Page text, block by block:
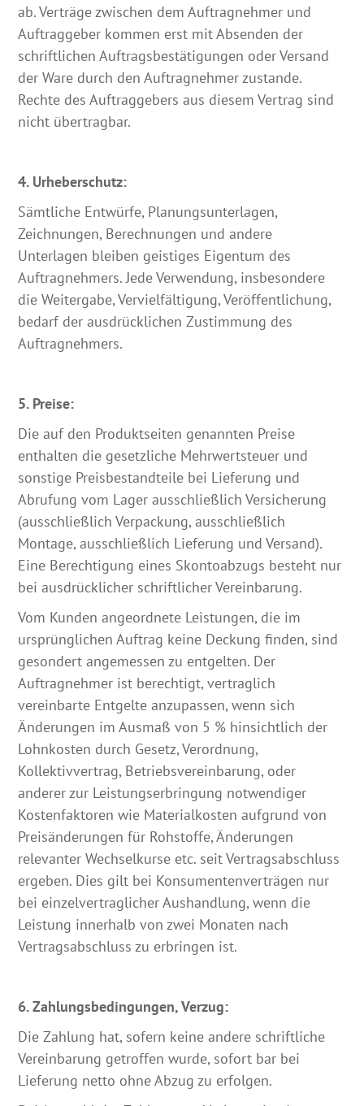
ab. Verträge zwischen dem Auftragnehmer und
Auftraggeber kommen erst mit Absenden der
schriftlichen Auftragsbestätigungen oder Versand
der Ware durch den Auftragnehmer zustande.
Rechte des Auftraggebers aus diesem Vertrag sind
nicht übertragbar.
4. Urheberschutz:
Sämtliche Entwürfe, Planungsunterlagen,
Zeichnungen, Berechnungen und andere
Unterlagen bleiben geistiges Eigentum des
Auftragnehmers. Jede Verwendung, insbesondere
die Weitergabe, Vervielfältigung, Veröffentlichung,
bedarf der ausdrücklichen Zustimmung des
Auftragnehmers.
5. Preise:
Die auf den Produktseiten genannten Preise
enthalten die gesetzliche Mehrwertsteuer und
sonstige Preisbestandteile bei Lieferung und
Abrufung vom Lager ausschließlich Versicherung
(ausschließlich Verpackung, ausschließlich
Montage, ausschließlich Lieferung und Versand).
Eine Berechtigung eines Skontoabzugs besteht nur
bei ausdrücklicher schriftlicher Vereinbarung.
Vom Kunden angeordnete Leistungen, die im
ursprünglichen Auftrag keine Deckung finden, sind
gesondert angemessen zu entgelten. Der
Auftragnehmer ist berechtigt, vertraglich
vereinbarte Entgelte anzupassen, wenn sich
Änderungen im Ausmaß von 5 % hinsichtlich der
Lohnkosten durch Gesetz, Verordnung,
Kollektivvertrag, Betriebsvereinbarung, oder
anderer zur Leistungserbringung notwendiger
Kostenfaktoren wie Materialkosten aufgrund von
Preisänderungen für Rohstoffe, Änderungen
relevanter Wechselkurse etc. seit Vertragsabschluss
ergeben. Dies gilt bei Konsumentenverträgen nur
bei einzelvertraglicher Aushandlung, wenn die
Leistung innerhalb von zwei Monaten nach
Vertragsabschluss zu erbringen ist.
6. Zahlungsbedingungen, Verzug:
Die Zahlung hat, sofern keine andere schriftliche
Vereinbarung getroffen wurde, sofort bar bei
Lieferung netto ohne Abzug zu erfolgen.